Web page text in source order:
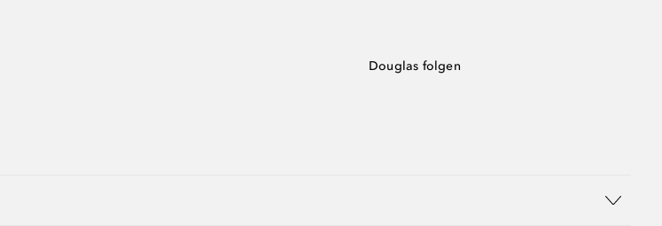
Douglas folgen